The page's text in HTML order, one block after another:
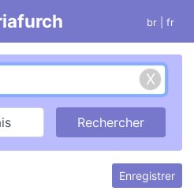
br | fr
Enregistrer